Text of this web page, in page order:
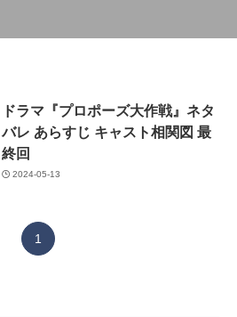
ドラマ『プロポーズ大作戦』ネタ
バレ あらすじ キャスト相関図 最
終回
2024-05-13
1